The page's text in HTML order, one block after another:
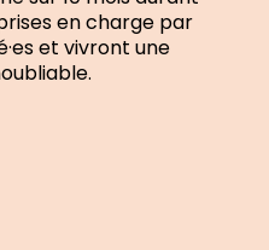
en charge par
et vivront une